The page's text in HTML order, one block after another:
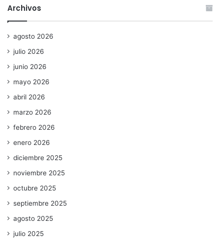
Archivos
agosto 2026
julio 2026
junio 2026
mayo 2026
abril 2026
marzo 2026
febrero 2026
enero 2026
diciembre 2025
noviembre 2025
octubre 2025
septiembre 2025
agosto 2025
julio 2025